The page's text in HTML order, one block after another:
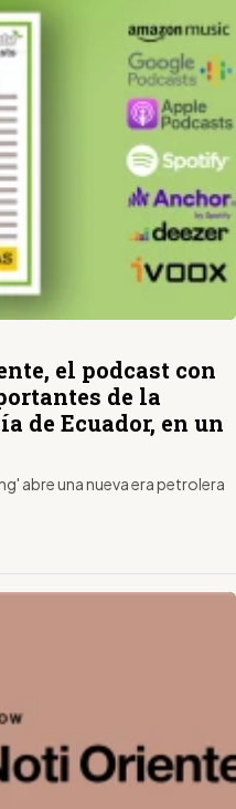
el podcast con
de la
de Ecuador, en un
abre una nueva era petrolera